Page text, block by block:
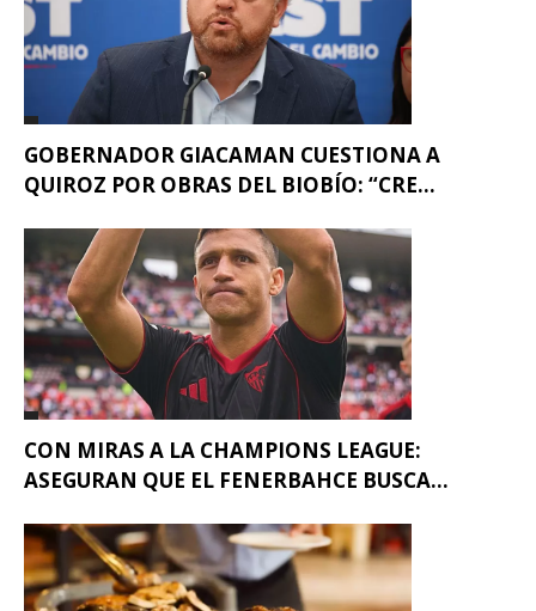
GOBERNADOR GIACAMAN CUESTIONA A
QUIROZ POR OBRAS DEL BIOBÍO: “CRE...
CON MIRAS A LA CHAMPIONS LEAGUE:
ASEGURAN QUE EL FENERBAHCE BUSCA...